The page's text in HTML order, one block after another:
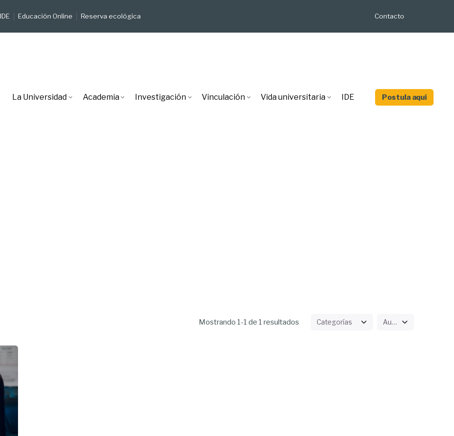
IDE Educación Online Reserva ecológica Contacto
La Universidad Academia Investigación Vinculación Vida universitaria IDE Postula aquí
Mostrando 1-1 de 1 resultados